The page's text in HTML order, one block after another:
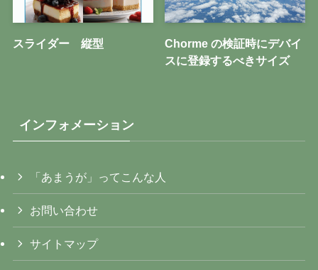
スライダー 縦型
Chorme の検証時にデバイ
スに登録するべきサイズ
インフォメーション
「あまうが」ってこんな人
お問い合わせ
サイトマップ